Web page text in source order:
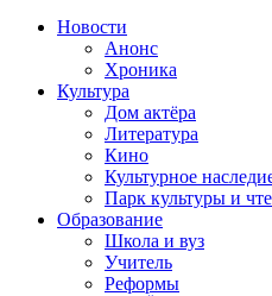
Новости
Анонс
Хроника
Культура
Дом актёра
Литература
Кино
Культурное
Парк культуры и
Образование
Школа и вуз
Учитель
Реформы